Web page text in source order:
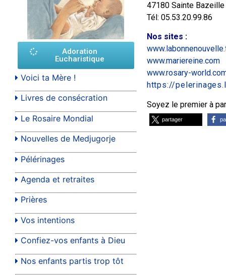
Adoration
Eucharistique
Voici ta Mère !
Livres de consécration
Le Rosaire Mondial
Nouvelles de Medjugorje
Pélérinages
Agenda et retraites
Prières
Vos intentions
Confiez-vos enfants à Dieu
Nos enfants partis trop tôt
47180 Sainte Bazeille
Tél: 05.53.20.99.86
Nos sites :
www.mariereine.com
www.rosary-
https://
Soyez le premier à
partager